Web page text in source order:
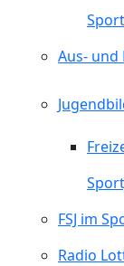
Aus-
FSJ im
Radio